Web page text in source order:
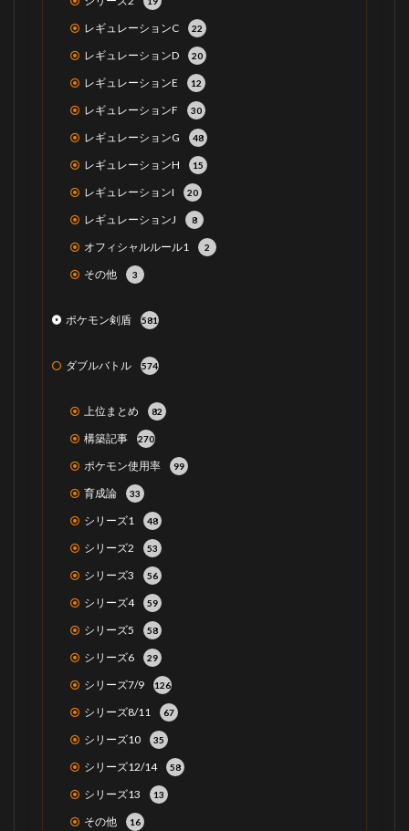
レギュレーションC 22
レギュレーションD 20
レギュレーションE 12
レギュレーションF 30
レギュレーションG 48
レギュレーションH 15
レギュレーションI 20
レギュレーションJ 8
オフィシャルルール1 2
その他 3
ポケモン剣盾 581
ダブルバトル 574
上位まとめ 82
構築記事 270
ポケモン使用率 99
育成論 33
シリーズ1 48
シリーズ2 53
シリーズ3 56
シリーズ4 59
シリーズ5 58
シリーズ6 29
シリーズ7/9 126
シリーズ8/11 67
シリーズ10 35
シリーズ12/14 58
シリーズ13 13
その他 16